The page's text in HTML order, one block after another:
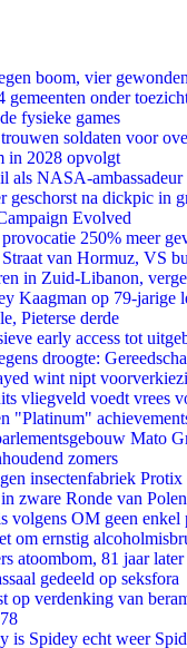
boom, vier gewonden
gemeenten onder
fysieke games
soldaten voor
in 2028 opvolgt
NASA-ambassadeur
geschorst na dickpic in
Evolved
250% meer
van Hormuz, VS
in Zuid-Libanon,
Kaagman op 79-jarige
Pieterse derde
early access tot
droogte:
wint nipt
vliegveld voedt vrees
"Platinum"
Mato
zomers
insectenfabriek Protix
zware Ronde van
volgens OM geen enkel
om ernstig
atoombom, 81 jaar later
gedeeld op seksfora
op verdenking van
is Spidey echt weer